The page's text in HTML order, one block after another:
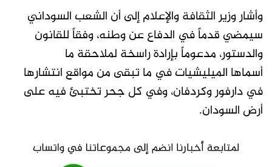
وأشار وزير الثقافة والإعلام إلى أن‏ الشعب السوداني
سيمضي قدماً في الدفاع عن وطنه، وفقاً للقانون
والدستور، مدعوماً بإرادة راسخة لملاحقة ما
أسماها الميليشيات في ما تبقى من مواقع انتشارها
في دارفور وكردفان، وفي كل جحر تختبئ فيه على
أرض السودان.